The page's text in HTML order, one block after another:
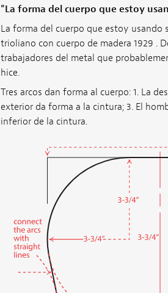
"La forma del cuerpo que estoy
La forma del cuerpo que estoy usando
trioliano con cuerpo de madera 1929 .
trabajadores del metal que
hice.
Tres arcos dan forma al cuerpo: 1. La
exterior da forma a la cintura; 3. El
inferior de la cintura.